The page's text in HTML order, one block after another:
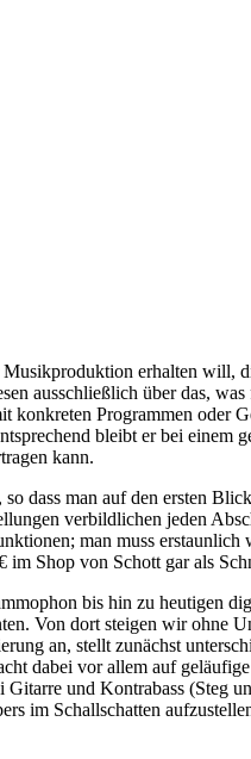
erhalten will,
ausschließlich über das,
Programmen oder
bleibt er bei einem
kann.
dass man auf den ersten
verbildlichen jeden
man muss
Shop von Schott gar als
bis hin zu heutigen
Von dort steigen wir
an, stellt zunächst
dabei vor allem auf
und Kontrabass (Steg
im Schallschatten